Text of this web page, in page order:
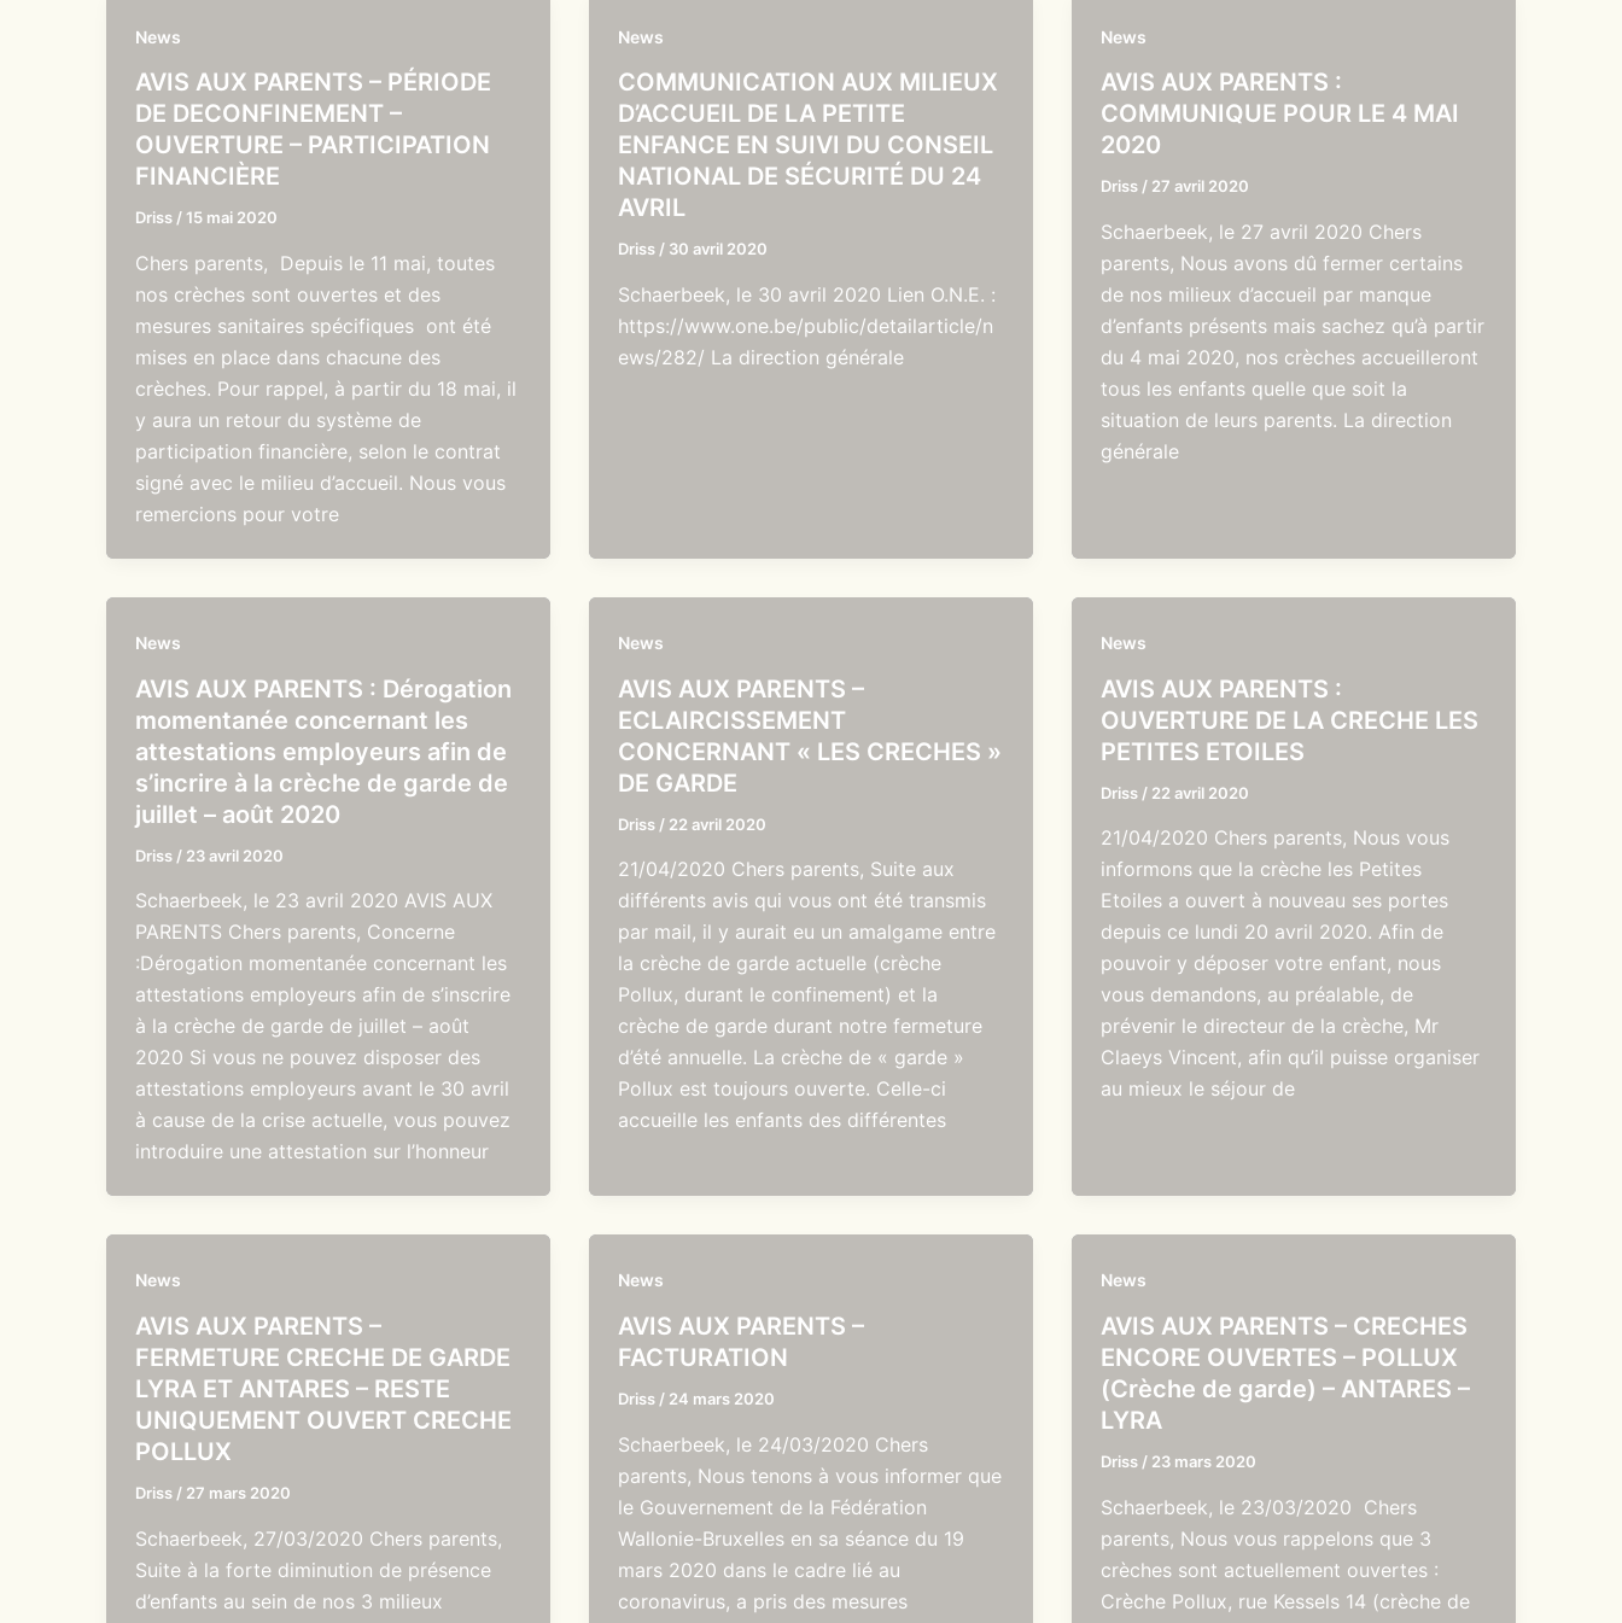
News
AVIS AUX PARENTS – PÉRIODE
DE DECONFINEMENT –
OUVERTURE – PARTICIPATION
FINANCIÈRE
Driss / 15 mai 2020
Chers parents, Depuis le 11 mai, toutes
nos crèches sont ouvertes et des
mesures sanitaires spécifiques ont été
mises en place dans chacune des
crèches. Pour rappel, à partir du 18 mai, il
y aura un retour du système de
participation financière, selon le contrat
signé avec le milieu d’accueil. Nous vous
remercions pour votre
News
COMMUNICATION AUX MILIEUX
D’ACCUEIL DE LA PETITE
ENFANCE EN SUIVI DU CONSEIL
NATIONAL DE SÉCURITÉ DU 24
AVRIL
Driss / 30 avril 2020
Schaerbeek, le 30 avril 2020 Lien O.N.E. :
https://www.one.be/public/detailarticle/n
ews/282/ La direction générale
News
AVIS AUX PARENTS :
COMMUNIQUE POUR LE 4 MAI
2020
Driss / 27 avril 2020
Schaerbeek, le 27 avril 2020 Chers
parents, Nous avons dû fermer certains
de nos milieux d’accueil par manque
d’enfants présents mais sachez qu’à partir
du 4 mai 2020, nos crèches accueilleront
tous les enfants quelle que soit la
situation de leurs parents. La direction
générale
News
AVIS AUX PARENTS : Dérogation
momentanée concernant les
attestations employeurs afin de
s’incrire à la crèche de garde de
juillet – août 2020
Driss / 23 avril 2020
Schaerbeek, le 23 avril 2020 AVIS AUX
PARENTS Chers parents, Concerne
:Dérogation momentanée concernant les
attestations employeurs afin de s’inscrire
à la crèche de garde de juillet – août
2020 Si vous ne pouvez disposer des
attestations employeurs avant le 30 avril
à cause de la crise actuelle, vous pouvez
introduire une attestation sur l’honneur
News
AVIS AUX PARENTS –
ECLAIRCISSEMENT
CONCERNANT « LES CRECHES »
DE GARDE
Driss / 22 avril 2020
21/04/2020 Chers parents, Suite aux
différents avis qui vous ont été transmis
par mail, il y aurait eu un amalgame entre
la crèche de garde actuelle (crèche
Pollux, durant le confinement) et la
crèche de garde durant notre fermeture
d’été annuelle. La crèche de « garde »
Pollux est toujours ouverte. Celle-ci
accueille les enfants des différentes
News
AVIS AUX PARENTS :
OUVERTURE DE LA CRECHE LES
PETITES ETOILES
Driss / 22 avril 2020
21/04/2020 Chers parents, Nous vous
informons que la crèche les Petites
Etoiles a ouvert à nouveau ses portes
depuis ce lundi 20 avril 2020. Afin de
pouvoir y déposer votre enfant, nous
vous demandons, au préalable, de
prévenir le directeur de la crèche, Mr
Claeys Vincent, afin qu’il puisse organiser
au mieux le séjour de
News
AVIS AUX PARENTS –
FERMETURE CRECHE DE GARDE
LYRA ET ANTARES – RESTE
UNIQUEMENT OUVERT CRECHE
POLLUX
Driss / 27 mars 2020
Schaerbeek, 27/03/2020 Chers parents,
Suite à la forte diminution de présence
d’enfants au sein de nos 3 milieux
News
AVIS AUX PARENTS –
FACTURATION
Driss / 24 mars 2020
Schaerbeek, le 24/03/2020 Chers
parents, Nous tenons à vous informer que
le Gouvernement de la Fédération
Wallonie-Bruxelles en sa séance du 19
mars 2020 dans le cadre lié au
coronavirus, a pris des mesures
News
AVIS AUX PARENTS – CRECHES
ENCORE OUVERTES – POLLUX
(Crèche de garde) – ANTARES –
LYRA
Driss / 23 mars 2020
Schaerbeek, le 23/03/2020 Chers
parents, Nous vous rappelons que 3
crèches sont actuellement ouvertes :
Crèche Pollux, rue Kessels 14 (crèche de